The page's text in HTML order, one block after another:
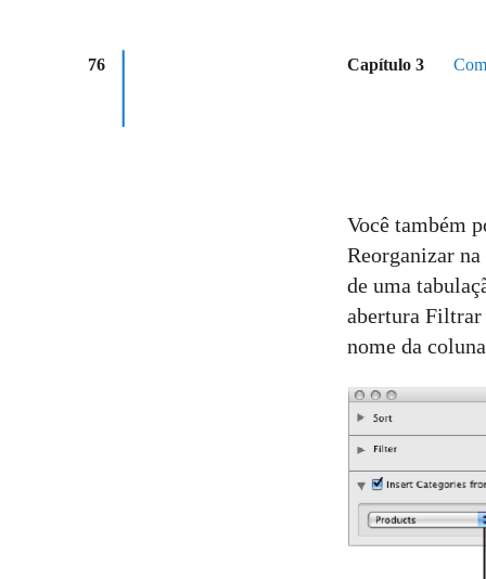
76 Capítulo 3
Você também
Reorganizar
de uma
abertura
nome da